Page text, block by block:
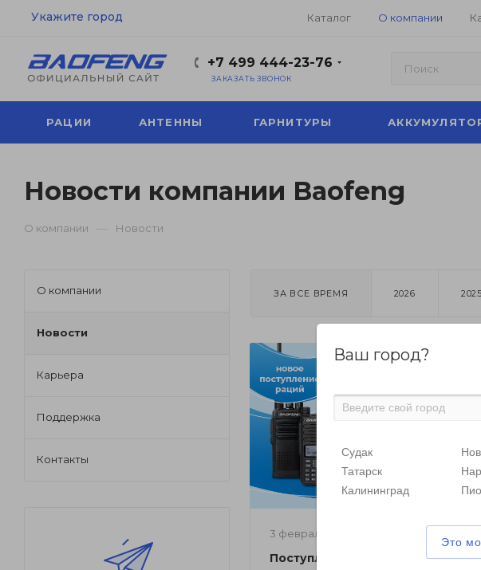
Укажите город
Ваш город?
Судак
Татарск
Калининград
Каталог О компании
+7 499 444-23-76
ЗАКАЗАТЬ ЗВОНОК
РАЦИИ АНТЕННЫ ГАРНИТУРЫ
Новости компании Baofeng
О компании Новости
ЗА ВСЕ ВРЕМЯ 2026 2025
3 февраля 2023
Поступление новых
О компании
Новости
Карьера
Поддержка
Контакты